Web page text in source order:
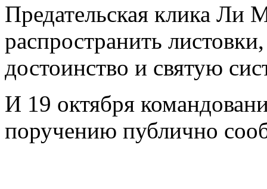
Предательская клика Ли
распространить
достоинство и святую
И 19 октября
поручению публично